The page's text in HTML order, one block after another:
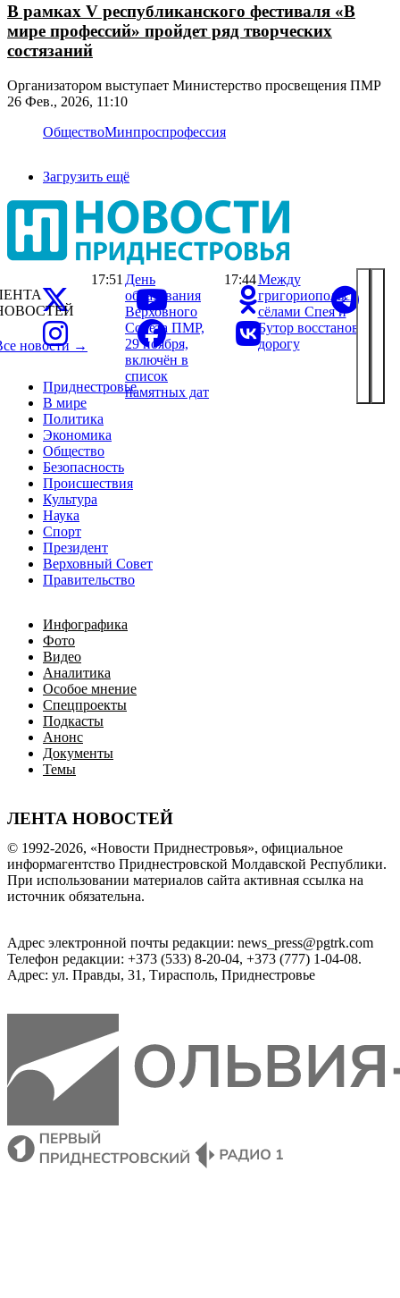
В рамках V республиканского фестиваля «В
мире профессий» пройдет ряд творческих
состязаний
Организатором выступает Министерство просвещения ПМР
26 Фев., 2026, 11:10
ОбществоМинпроспрофессия
Загрузить ещё
Приднестровье
В мире
Политика
Экономика
Общество
Безопасность
Происшествия
Культура
Наука
Спорт
Президент
Верховный Совет
Правительство
Инфографика
Фото
Видео
Аналитика
Особое мнение
Спецпроекты
Подкасты
Анонс
Документы
Темы
ЛЕНТА НОВОСТЕЙ
новости →
17:51 День
образования
Верховного
Совета ПМР,
29 ноября,
включён в
список
памятных дат
17:44Между
григориопольскими
сёлами Спея и
Бутор восстановили
дорогу
© 1992-2026, «Новости Приднестровья», официальное
информагентство Приднестровской Молдавской Республики.
При использовании материалов сайта активная ссылка на
источник обязательна.
Адрес электронной почты редакции: news_press@pgtrk.com
Телефон редакции: +373 (533) 8-20-04, +373 (777) 1-04-08.
Адрес: ул. Правды, 31, Тирасполь, Приднестровье